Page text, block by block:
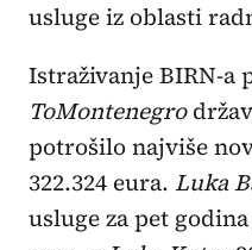
usluge iz oblasti
Istraživanje BIRN-a
ToMontenegro
potrošilo najviše
322.324 eura. Luka
usluge za pet